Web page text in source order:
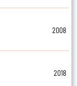
2008
2018